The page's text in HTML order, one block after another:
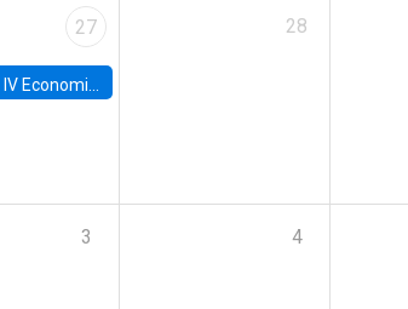
27
IV Economics Alumni Workshop
28
3 4